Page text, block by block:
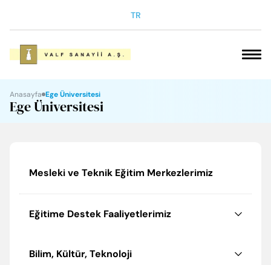
TR
KARİYER
İLETİŞİM
Anasayfa Ege Üniversitesi
Ege Üniversitesi
Mesleki ve Teknik Eğitim Merkezlerimiz
Eğitime Destek Faaliyetlerimiz
Bilim, Kültür, Teknoloji